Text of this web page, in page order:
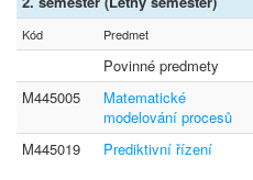
Kód Predmet
Povinné predmety
M445005
Matematické
modelování procesů
M445019 Prediktivní řízení